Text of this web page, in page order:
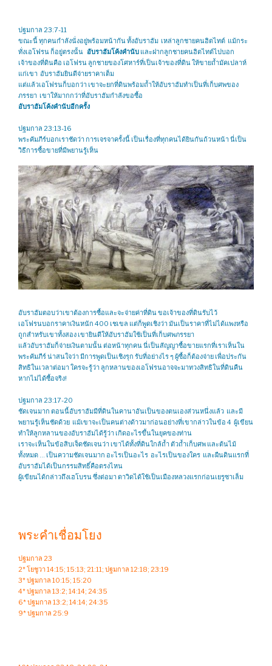
ปฐมกาล 23:7-11
ขณะนี้ ทุกคนกำลังนั่งอยู่พร้อมหน้ากัน ทั้งอับราฮัม เหล่าลูกชายคนฮิตไทต์ แม้กระ
ทั่งเอโฟรน ก็อยู่ตรงนั้น อับราฮัมโค้งคำนับ และฝากลูกชายคนฮิตไทต์ไปบอก
เจ้าของที่ดินคือ เอโฟรน ลูกชายของโศหาร์ที่เป็นเจ้าของที่ดิน ให้ขายถ้ำมัคเปลาห์
แก่เขา อับราฮัมยินดีจ่ายราคาเต็ม
แต่แล้วเอโฟรนก็บอกว่า เขาจะยกที่ดินพร้อมถ้ำให้อับราฮัมทำเป็นที่เก็บศพของ
ภรรยา เขาให้มากกว่าที่อับราฮัมกำลังขอซื้อ
อับราฮัมโค้งคำนับอีกครั้ง
ปฐมกาล 23:13-16
พระคัมภีร์บอกเราชัดว่า การเจรจาครั้งนี้ เป็นเรื่องที่ทุกคนได้ยินกันถ้วนหน้า นี่เป็น
วิธีการซื้อขายที่มีพยานรู้เห็น
อับราฮัมตอบว่าเขาต้องการซื้อและจะจ่ายค่าที่ดิน ขอเจ้าของที่ดินรับไว้
เอโฟรนบอกราคาเงินหนัก 400 เชเขล แต่ก็พูดเชิงว่า มันเป็นราคาที่ไม่ได้แพงหรือ
ถูกสำหรับเขาทั้งสอง เขายินดีให้อับราฮัมใช้เป็นที่เก็บศพภรรยา
แล้วอับราฮัมก็จ่ายเงินตามนั้น ต่อหน้าทุกคน นี่เป็นสัญญาซื้อขายแรกที่เราเห็นใน
พระคัมภีร์ น่าสนใจว่า มีการพูดเป็นเชิงรุก รับที่อย่างไร ๆ ผู้ซื้อก็ต้องจ่าย เพื่อประกัน
สิทธิในเวลาต่อมา ใครจะรู้ว่า ลูกหลานของเอโฟรนอาจจะมาทวงสิทธิในที่ดินคืน
หากไม่ได้ซื้อจริง!
ปฐมกาล 23:17-20
ชัดเจนมาก ตอนนี้อับราฮัมมีที่ดินในคานาอันเป็นของตนเองส่วนหนึ่งแล้ว และมี
พยานรู้เห็นชัดด้วย แม้เขาจะเป็นคนต่างด้าวมาก่อนอย่างที่เขากล่าวในข้อ 4 ผู้เขียน
ทำให้ลูกหลานของอับราฮัมได้รู้ว่า เกิดอะไรขึ้นในยุคของท่าน
เราจะเห็นในข้อสิบเจ็ดชัดเจนว่า เขาได้ทั้งที่ดินใกล้ถ้ำ ตัวถ้ำเก็บศพ และต้นไม้
ทั้งหมด … เป็นความชัดเจนมาก อะไรเป็นอะไร อะไรเป็นของใคร และผืนดินแรกที่
อับราฮัมได้เป็นกรรมสิทธิ์คือตรงไหน
ผู้เขียนได้กล่าวถึงเฮโบรน ซึ่งต่อมา ดาวิดได้ใช้เป็นเมืองหลวงแรกก่อนเยรูซาเล็ม
พระคำเชื่อมโยง
ปฐมกาล 23
2* โยชูวา 14:15; 15:13; 21:11; ปฐมกาล 12:18; 23:19
3* ปฐมกาล 10:15; 15:20
4* ปฐมกาล 13:2; 14:14; 24:35
6* ปฐมกาล 13:2; 14:14; 24:35
9* ปฐมกาล 25:9